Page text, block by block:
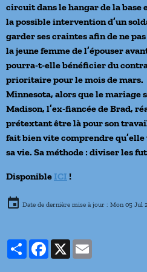
circuit dans le hangar de la base
la possible intervention d’un
garder ses craintes afin de ne
la jeune femme de l’épouser
pourra-t-elle bénéficier du
prioritaire pour le mois de mars.
Minnesota, alors que le mariage
Madison, l’ex-fiancée de Brad,
prétextant être là pour son
fait bien vite comprendre
sa vie. Sa méthode : diviser les
Disponible ICI !
Date de dernière mise à jour : Mon 05 Jul
PartagerFacebook
X